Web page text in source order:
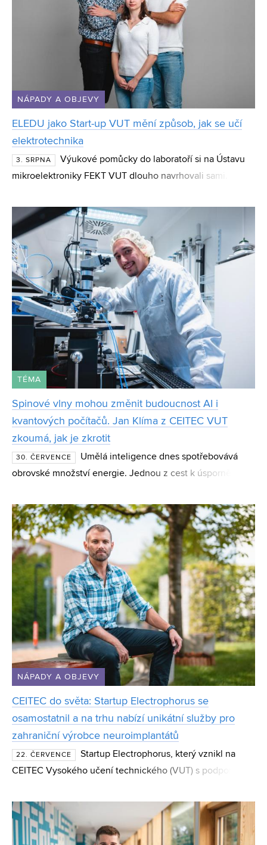
NÁPADY A OBJEVY
ELEDU jako Start-up VUT mění způsob, jak se učí
elektrotechnika
3. SRPNA
Výukové pomůcky do laboratoří si na Ústavu
mikroelektroniky FEKT VUT dlouho navrhovali sami. Z
elektronické výukové platformy Elabrix a pomáhá s
TÉMA
Spinové vlny mohou změnit budoucnost AI i
kvantových počítačů. Jan Klíma z CEITEC VUT
zkoumá, jak je zkrotit
30. ČERVENCE
Umělá inteligence dnes spotřebovává
obrovské množství energie. Jednou z cest k úspornějším
které vědci zkoumají jako základ nové generace čipů i
kvan
NÁPADY A OBJEVY
CEITEC do světa: Startup Electrophorus se
osamostatnil a na trhu nabízí unikátní služby pro
zahraniční výrobce neuroimplantátů
22. ČERVENCE
Startup Electrophorus, který vznikl na
CEITEC Vysokého učení technického (VUT) s podporou
a dnes působí jako technologická společnost s mezináro